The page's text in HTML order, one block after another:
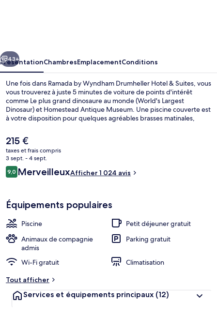
Hotel
&
Suites
Suivant
43+
PrésentationChambresEmplacementConditions
Une fois dans Ramada by Wyndham Drumheller Hotel & Suites, vous
vous trouverez à juste 5 minutes de voiture de points d'intérêt
comme Le plus grand dinosaure au monde (World's Largest
Dinosaur) et Homestead Antique Museum. Une piscine couverte est
à votre disposition pour quelques agréables brasses matinales,
de journée. En voiture depuis l'hébergement, vous aurez
également vite rejoint des sites comme Musée Royal Tyrrell et Site
protégé Midland Provincial Park. Les autres voyageurs ne tarissent
pas d'éloges en ce qui concerne la piscine rafraîchissante et le
personnel attentionné.
Le
prix
actuel
est
de
215 €
taxes et frais compris
3 sept. - 4 sept.
Avis
voyageurs
9,09,0 sur 10
MerveilleuxAfficher 1 024 avis
Équipements populaires
Piscine
Petit déjeuner gratuit
Animaux de compagnie
admis
Parking gratuit
Wi-Fi gratuit
Climatisation
Tout afficher
Services et équipements principaux (12)